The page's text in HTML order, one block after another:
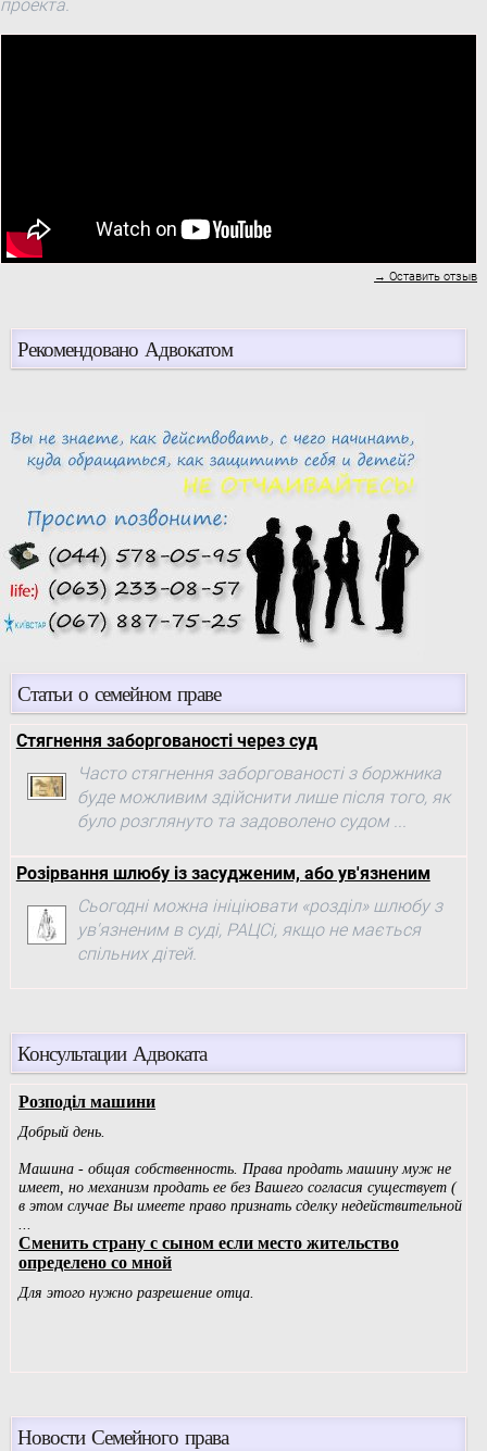
проекта.
→ Оставить отзыв
Рекомендовано Адвокатом
Статьи о семейном праве
Стягнення заборгованості через суд
Часто стягнення заборгованості з боржника
буде можливим здійснити лише після того, як
було розглянуто та задоволено судом ...
Розірвання шлюбу із засудженим, або ув'язненим
Сьогодні можна ініціювати «розділ» шлюбу з
ув'язненим в суді, РАЦСі, якщо не мається
спільних дітей.
Консультации Адвоката
Новости Семейного права